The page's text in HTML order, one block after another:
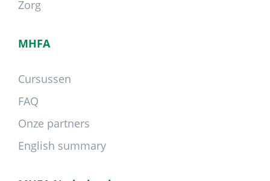
Zorg
MHFA
Cursussen
FAQ
Onze partners
English summary